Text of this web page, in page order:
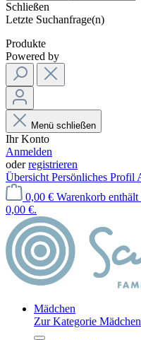
Schließen
Letzte Suchanfrage(n)
Produkte
Powered by
Menü schließen
Ihr Konto
Anmelden
oderregistrieren
Übersicht Persönliches Profil
0,00 € Warenkorb
0,00 €.
Mädchen
Zur Kategorie Mädchen